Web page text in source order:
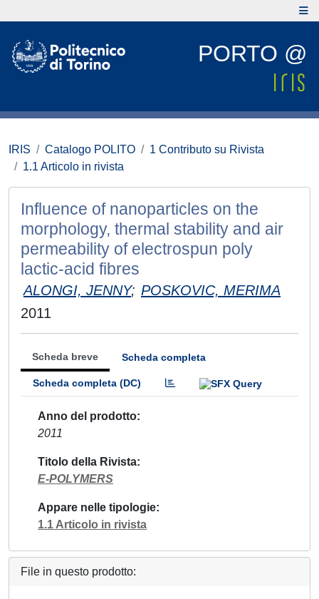
PORTO @
IRIS Catalogo POLITO
1 Contributo su Rivista
1.1 Articolo in rivista
Influence of nanoparticles on the
morphology, thermal stability and air
permeability of electrospun poly
lactic-acid fibres
ALONGI, JENNY; POSKOVIC, MERIMA
2011
Scheda breve Scheda completa
Scheda completa (DC)
Anno del prodotto
2011
Titolo della Rivista
E-POLYMERS
Appare nelle tipologie
1.1 Articolo in rivista
File in questo prodotto: